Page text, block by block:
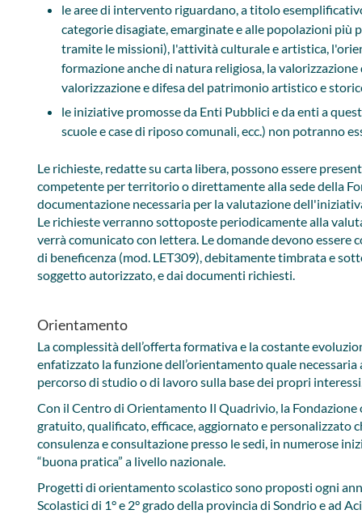
le aree di intervento riguardano, a titolo
categorie disagiate, emarginate e alle popolazioni più
tramite le missioni), l'attività culturale e artistica,
formazione anche di natura religiosa, la
valorizzazione e difesa del patrimonio artistico e
le iniziative promosse da Enti Pubblici e da enti a
scuole e case di riposo comunali, ecc.) non potranno
Le richieste, redatte su carta libera, possono essere
competente per territorio o direttamente alla sede della
documentazione necessaria per la valutazione
Le richieste verranno sottoposte periodicamente alla
verrà comunicato con lettera. ​​​Le domande devono essere
di beneficenza (mod. LET309​​), debitamente timbrata e
soggetto autorizzato, e dai documenti richiesti.​​
Orientamento
La complessità dell’offerta formativa e la costante
enfatizzato la funzione dell’orientamento quale
percorso di studio o di lavoro sulla base dei propri
Con il Centro di Orientamento Il Quadrivio, la
gratuito, qualificato, efficace, aggiornato e personalizzato
consulenza e consultazione presso le sedi, in numerose
“buona pratica” a livello nazionale.
Progetti di orientamento scolastico sono proposti ogni
Scolastici di 1° e 2° grado della provincia di Sondrio e ad